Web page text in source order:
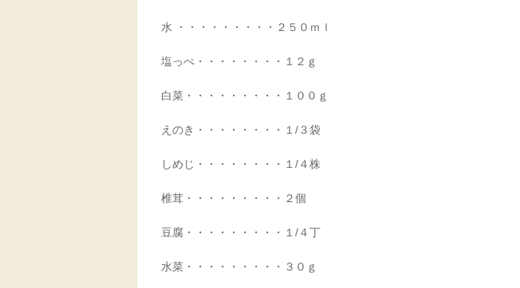
水 ・・・・・・・・・２５０ｍｌ
塩っぺ・・・・・・・・１２ｇ
白菜・・・・・・・・・１００ｇ
えのき・・・・・・・・１/３袋
しめじ・・・・・・・・１/４株
椎茸・・・・・・・・・２個
豆腐・・・・・・・・・１/４丁
水菜・・・・・・・・・３０ｇ